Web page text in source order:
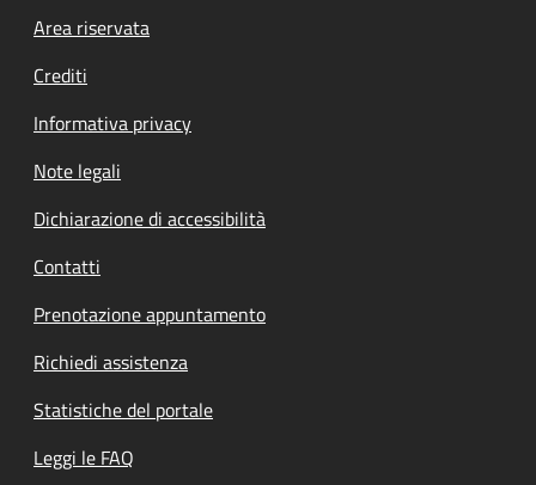
Footer menu
Area riservata
Crediti
Informativa privacy
Note legali
Dichiarazione di accessibilità
Contatti
Prenotazione appuntamento
Richiedi assistenza
Statistiche del portale
Leggi le FAQ